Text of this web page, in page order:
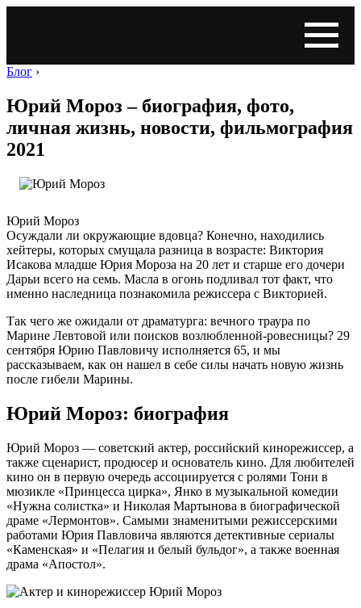
Блог ›
Юрий Мороз – биография, фото,
личная жизнь, новости, фильмография
2021
Юрий Мороз
Осуждали ли окружающие вдовца? Конечно, находились
хейтеры, которых смущала разница в возрасте: Виктория
Исакова младше Юрия Мороза на 20 лет и старше его дочери
Дарьи всего на семь. Масла в огонь подливал тот факт, что
именно наследница познакомила режиссера с Викторией.
Так чего же ожидали от драматурга: вечного траура по
Марине Левтовой или поисков возлюбленной-ровесницы? 29
сентября Юрию Павловичу исполняется 65, и мы
рассказываем, как он нашел в себе силы начать новую жизнь
после гибели Марины.
Юрий Мороз: биография
Юрий Мороз — советский актер, российский кинорежиссер, а
также сценарист, продюсер и основатель кино. Для любителей
кино он в первую очередь ассоциируется с ролями Тони в
мюзикле «Принцесса цирка», Янко в музыкальной комедии
«Нужна солистка» и Николая Мартынова в биографической
драме «Лермонтов». Самыми знаменитыми режиссерскими
работами Юрия Павловича являются детективные сериалы
«Каменская» и «Пелагия и белый бульдог», а также военная
драма «Апостол».